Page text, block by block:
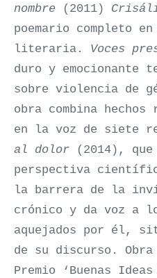
nombre (2011)
poemario completo
literaria. Voces
duro y emocionante
sobre violencia de
obra combina
en la voz de siete
al dolor (2014),
perspectiva
la barrera de la
crónico y da voz a
aquejados por él,
de su discurso.
Premio ‘Buenas